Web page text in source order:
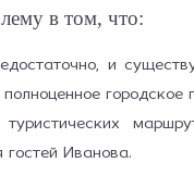
в том, что:
и
городское
гостей Иванова.